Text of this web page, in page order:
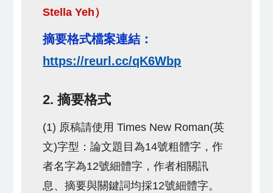
Stella Yeh）
摘要格式檔案連結：
https://reurl.cc/qK6Wbp
2. 摘要格式
(1) 原稿請使用 Times New Roman(英
文)字型：論文題目為14號粗體字，作
者名字為12號細體字，作者相關訊
息、摘要與關鍵詞均採12號細體字。